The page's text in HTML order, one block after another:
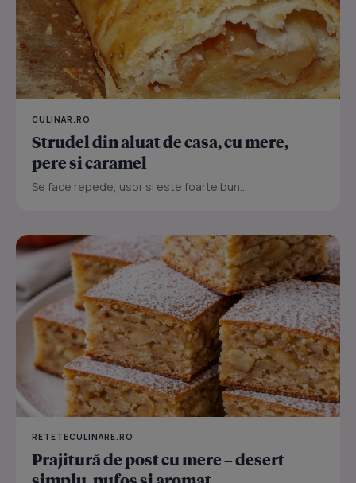
CULINAR.RO
Strudel din aluat de casa, cu mere,
pere si caramel
Se face repede, usor si este foarte bun...
RETETECULINARE.RO
Prajitură de post cu mere – desert